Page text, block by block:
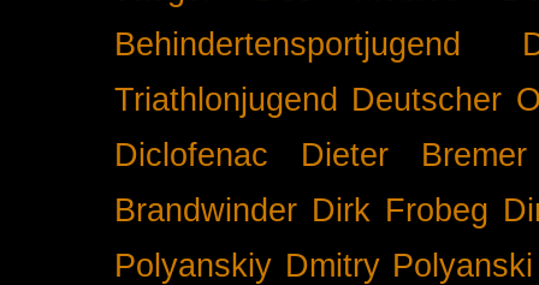
Behindertensportjugend
Triathlonjugend Deutscher
Diclofenac
Dieter Bremer
Brandwinder Dirk Frobeg
Polyanskiy Dmitry Polyanski